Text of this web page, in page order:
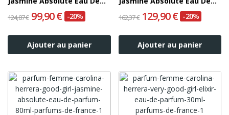
Parfum 30ml
124,87 € 99,90 € -20%
Ajouter au panier
Parfum 50ml
162,37 € 129,90 € -20%
Ajouter au panier